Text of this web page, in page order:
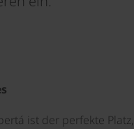
ist der perfekte